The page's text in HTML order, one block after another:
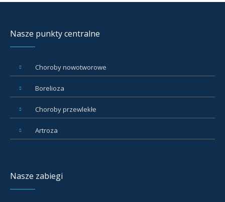
Nasze punkty centralne
Choroby nowotworowe
Borelioza
Choroby przewlekłe
Artroza
Nasze zabiegi